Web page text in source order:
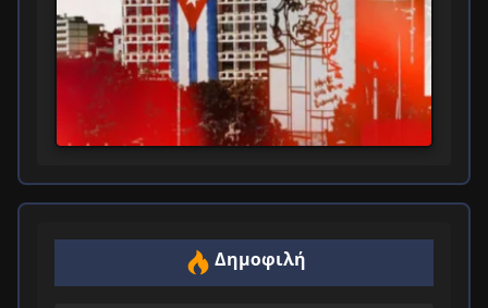
Δημοφιλή